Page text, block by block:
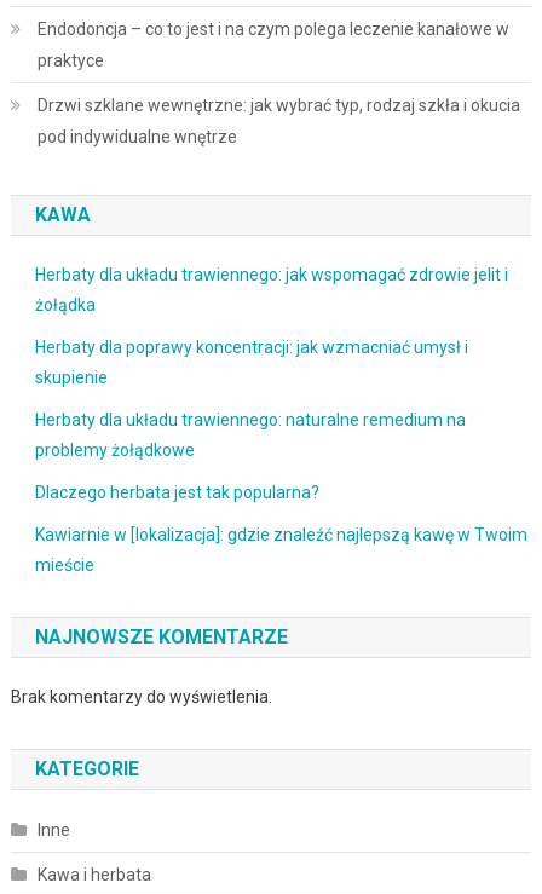
Endodoncja – co to jest i na czym polega leczenie kanałowe w
praktyce
Drzwi szklane wewnętrzne: jak wybrać typ, rodzaj szkła i okucia
pod indywidualne wnętrze
KAWA
Herbaty dla układu trawiennego: jak wspomagać zdrowie jelit i
żołądka
Herbaty dla poprawy koncentracji: jak wzmacniać umysł i
skupienie
Herbaty dla układu trawiennego: naturalne remedium na
problemy żołądkowe
Dlaczego herbata jest tak popularna?
Kawiarnie w [lokalizacja]: gdzie znaleźć najlepszą kawę w Twoim
mieście
NAJNOWSZE KOMENTARZE
Brak komentarzy do wyświetlenia.
KATEGORIE
Inne
Kawa i herbata